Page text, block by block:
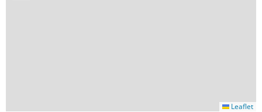
Leaflet